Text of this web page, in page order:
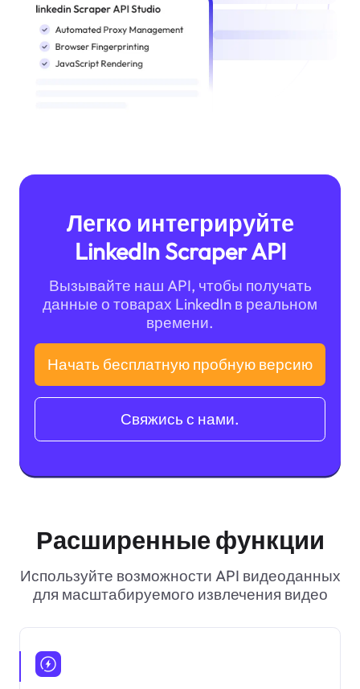
Легко интегрируйте
LinkedIn Scraper API
Вызывайте наш API, чтобы получать
данные о товарах LinkedIn в реальном
времени.
Начать бесплатную пробную версию
Свяжись с нами.
Расширенные функции
Используйте возможности API видеоданных
для масштабируемого извлечения видео